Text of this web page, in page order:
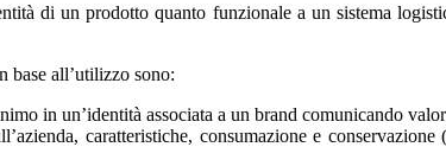
di un prodotto quanto funzionale a un sistema
base all’utilizzo sono:
in un’identità associata a un brand comunicando
caratteristiche, consumazione e